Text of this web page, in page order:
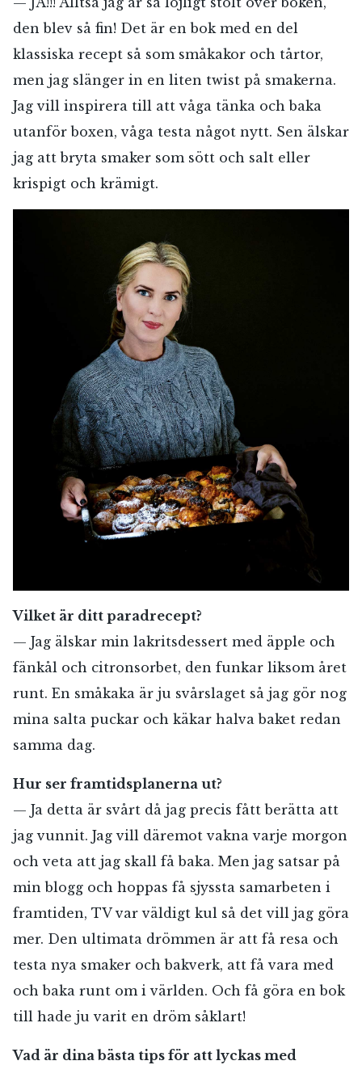
den blev så fin! Det är en bok med en del
klassiska recept så som småkakor och tårtor,
men jag slänger in en liten twist på smakerna.
Jag vill inspirera till att våga tänka och baka
utanför boxen, våga testa något nytt. Sen älskar
jag att bryta smaker som sött och salt eller
krispigt och krämigt.
Vilket är ditt paradrecept?
— Jag älskar min lakritsdessert med äpple och
fänkål och citronsorbet, den funkar liksom året
runt. En småkaka är ju svårslaget så jag gör nog
mina salta puckar och käkar halva baket redan
samma dag.
Hur ser framtidsplanerna ut?
— Ja detta är svårt då jag precis fått berätta att
jag vunnit. Jag vill däremot vakna varje morgon
och veta att jag skall få baka. Men jag satsar på
min blogg och hoppas få sjyssta samarbeten i
framtiden, TV var väldigt kul så det vill jag göra
mer. Den ultimata drömmen är att få resa och
testa nya smaker och bakverk, att få vara med
och baka runt om i världen. Och få göra en bok
till hade ju varit en dröm såklart!
Vad är dina bästa tips för att lyckas med